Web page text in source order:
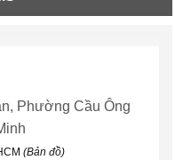
Phường Cầu Ông
(Bản đồ)